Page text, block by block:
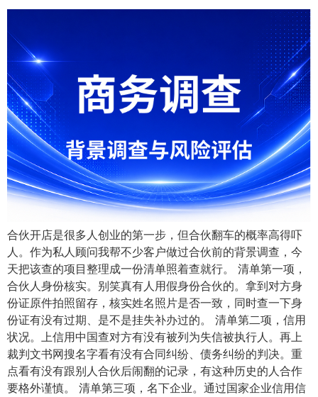
合伙开店是很多人创业的第一步，但合伙翻车的概率高得吓
人。作为私人顾问我帮不少客户做过合伙前的背景调查，今
天把该查的项目整理成一份清单照着查就行。 清单第一项，
合伙人身份核实。别笑真有人用假身份合伙的。拿到对方身
份证原件拍照留存，核实姓名照片是否一致，同时查一下身
份证有没有过期、是不是挂失补办过的。 清单第二项，信用
状况。上信用中国查对方有没有被列为失信被执行人。再上
裁判文书网搜名字看有没有合同纠纷、债务纠纷的判决。重
点看有没有跟别人合伙后闹翻的记录，有这种历史的人合作
要格外谨慎。 清单第三项，名下企业。通过国家企业信用信